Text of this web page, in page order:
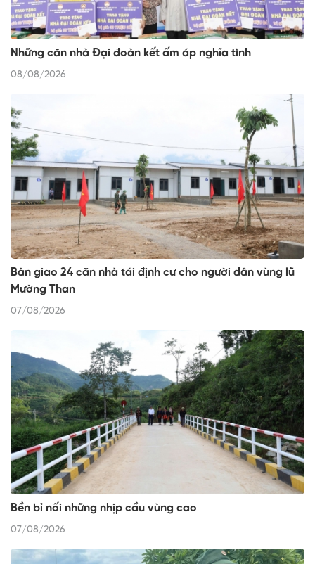
Những căn nhà Đại đoàn kết ấm áp nghĩa tình
08/08/2026
Bàn giao 24 căn nhà tái định cư cho người dân vùng lũ
Mường Than
07/08/2026
Bền bỉ nối những nhịp cầu vùng cao
07/08/2026